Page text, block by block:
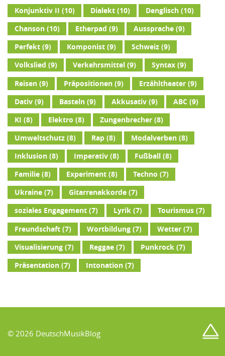
Konjunktiv II (10) Dialekt(10) Denglisch(10)
Chanson(10) Etherpad (9) Aussprache(9)
Perfekt(9) Komponist(9) Schweiz(9)
Volkslied (9) Verkehrsmittel (9) Syntax(9)
Reisen(9) Präpositionen(9) Erzähltheater(9)
Dativ(9) Basteln(9) Akkusativ(9) ABC (9)
KI (8) Elektro (8) Zungenbrecher(8)
Umweltschutz(8) Rap(8) Modalverben(8)
Inklusion(8) Imperativ(8) Fußball(8)
Familie(8) Experiment(8) Techno (7)
Ukraine(7) Gitarrenakkorde(7)
soziales Engagement(7) Lyrik(7) Tourismus(7)
Freundschaft(7) Wortbildung(7) Wetter(7)
Visualisierung(7) Reggae(7) Punkrock(7)
Präsentation(7) Intonation(7)
© 2026 DeutschMusikBlog